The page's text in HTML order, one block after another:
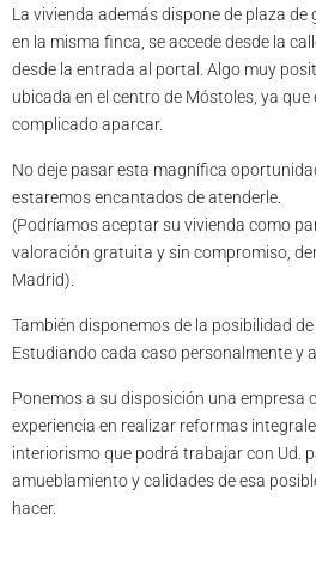
La vivienda además dispone de plaza de
en la misma finca, se accede desde la
desde la entrada al portal. Algo muy
ubicada en el centro de Móstoles, ya
complicado aparcar.
No deje pasar esta magnífica
estaremos encantados de atenderle.
(Podríamos aceptar su vivienda como
valoración gratuita y sin compromiso,
Madrid).
También disponemos de la posibilidad
Estudiando cada caso personalmente y
Ponemos a su disposición una empresa
experiencia en realizar reformas
interiorismo que podrá trabajar con Ud.
amueblamiento y calidades de esa
hacer.